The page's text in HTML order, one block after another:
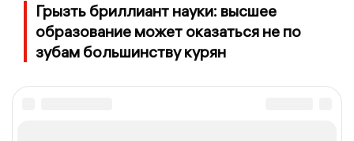
Грызть бриллиант науки: высшее
образование может оказаться не по
зубам большинству курян